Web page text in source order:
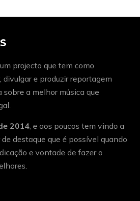
projecto que tem como
e produzir reportagem
a melhor música que
2014, e aos poucos tem vindo a
destaque que é possível quando
e vontade de fazer o